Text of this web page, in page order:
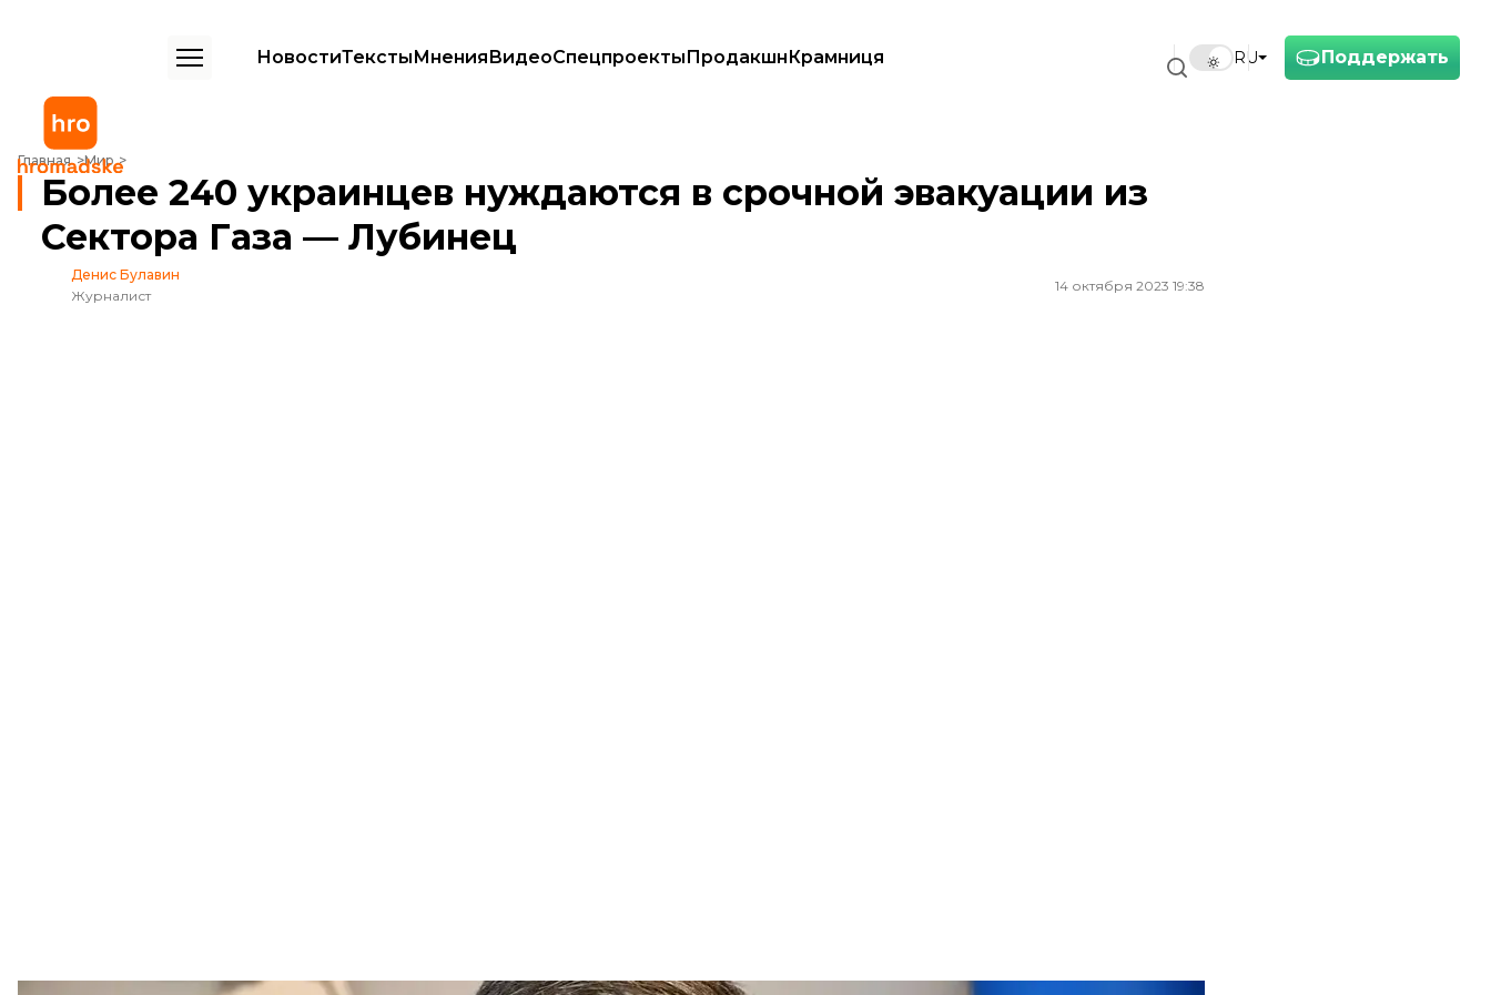
Поддержать
RU
НовостиТекстыМненияВидеоСпецпроектыПродакшнКрамниця
Главная Мир
Более 240 украинцев нуждаются в срочной эвакуации из Сектора Газа — Лубинец
Более 240 украинцев нуждаются в срочной эвакуации из
Сектора Газа — Лубинец
Денис Булавин
Журналист
14 октября 2023 19:38